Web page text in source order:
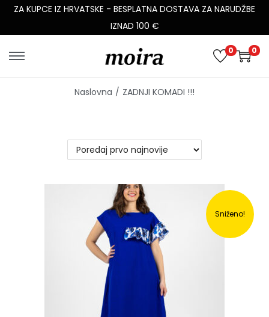
ZA KUPCE IZ HRVATSKE - BESPLATNA DOSTAVA ZA NARUDŽBE
IZNAD 100 €
0 0
Naslovna / ZADNJI KOMADI !!!
Sniženo!